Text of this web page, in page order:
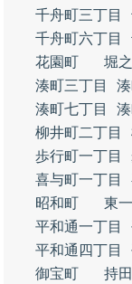
千舟町三丁目
千舟町六丁目
花園町
堀
湊町三丁目
湊町七丁目
柳井町二丁目
歩行町一丁目
喜与町一丁目
昭和町
東
平和通一丁目
平和通四丁目
御宝町
持